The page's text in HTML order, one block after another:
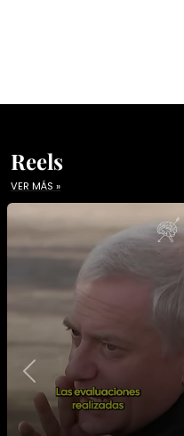
Reels
VER MÁS »
Previous